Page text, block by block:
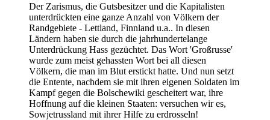
Der Zarismus, die Gutsbesitzer und die Kapitalisten
unterdrückten eine ganze Anzahl von Völkern der
Randgebiete - Lettland, Finnland u.a.. In diesen
Ländern haben sie durch die jahrhundertelange
Unterdrückung Hass gezüchtet. Das Wort 'Großrusse'
wurde zum meist gehassten Wort bei all diesen
Völkern, die man im Blut erstickt hatte. Und nun setzt
die Entente, nachdem sie mit ihren eigenen Soldaten im
Kampf gegen die Bolschewiki gescheitert war, ihre
Hoffnung auf die kleinen Staaten: versuchen wir es,
Sowjetrussland mit ihrer Hilfe zu erdrosseln!